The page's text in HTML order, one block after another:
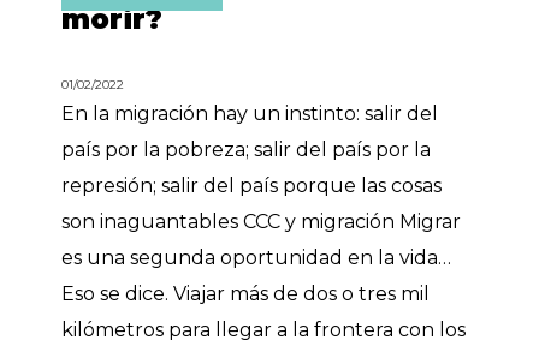
morir?
01/02/2022
En la migración hay un instinto: salir del
país por la pobreza; salir del país por la
represión; salir del país porque las cosas
son inaguantables CCC y migración Migrar
es una segunda oportunidad en la vida…
Eso se dice. Viajar más de dos o tres mil
kilómetros para llegar a la frontera con los